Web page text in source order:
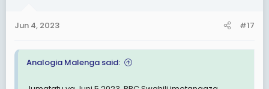
s
Jun 4, 2023 #17
Analogia Malenga said: